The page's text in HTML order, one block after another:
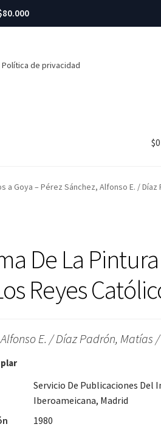
Política de privacidad
$0
a Goya – Pérez Sánchez, Alfonso E. /
De La
Reyes
E. / Díaz Padrón, Matías
Servicio De Publicaciones Del
Iberoameicana, Madrid
1980